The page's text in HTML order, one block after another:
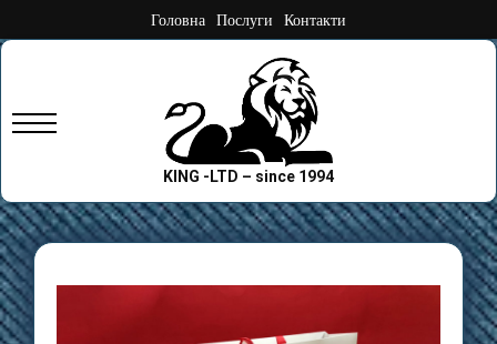
to
Головна Послуги Контакти
KING -LTD – since 1994
Primary